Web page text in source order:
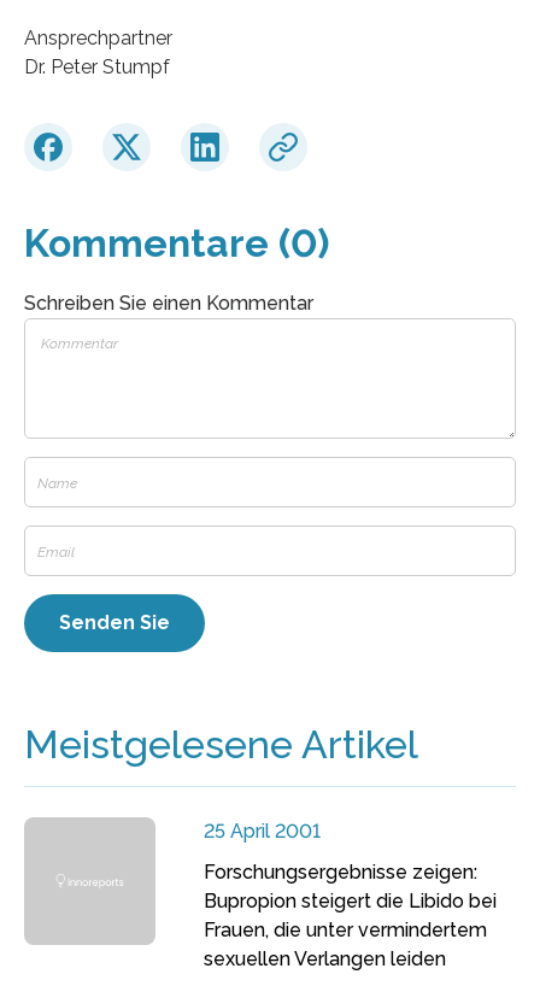
Ansprechpartner
Dr. Peter Stumpf
Kommentare (0)
Schreiben Sie einen Kommentar
Meistgelesene Artikel
25 April 2001
Forschungsergebnisse zeigen:
Bupropion steigert die Libido bei
Frauen, die unter vermindertem
sexuellen Verlangen leiden